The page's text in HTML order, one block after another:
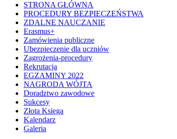
STRONA GŁÓWNA
PROCEDURY BEZPIECZEŃSTWA
ZDALNE NAUCZANIE
Erasmus+
Zamówienia publiczne
Ubezpieczenie dla uczniów
Zagrożenia-procedury
Rekrutacja
EGZAMINY 2022
NAGRODA WÓJTA
Doradztwo zawodowe
Sukcesy
Złota Księga
Kalendarz
Galeria